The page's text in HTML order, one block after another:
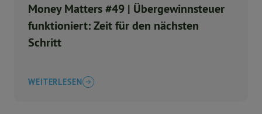
Money Matters #49 | Übergewinnsteuer
funktioniert: Zeit für den nächsten
Schritt
WEITERLESEN